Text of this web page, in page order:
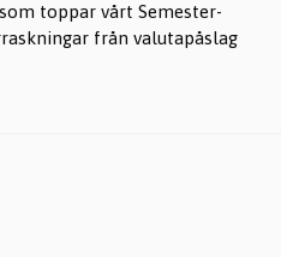
toppar vårt Semester-
från valutapåslag